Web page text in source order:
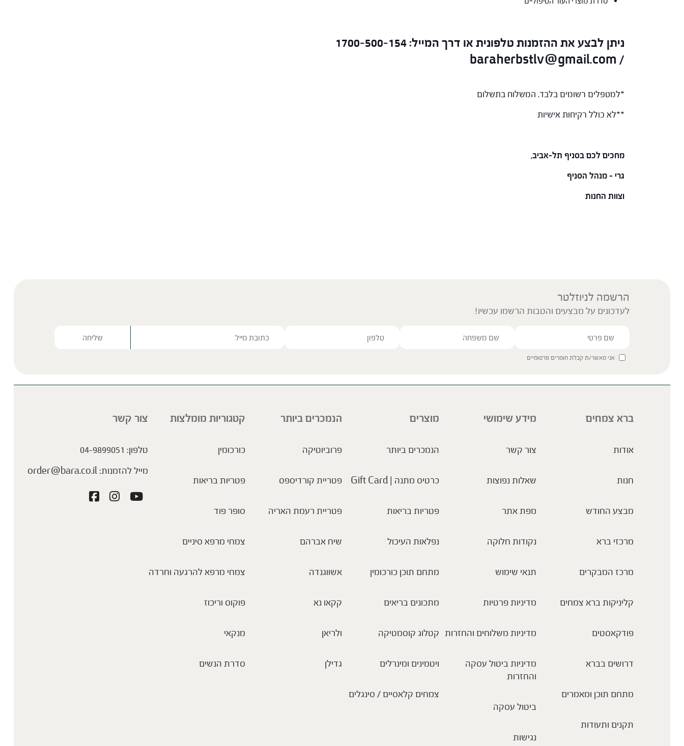
ניתן לבצע את ההזמנות טלפונית או דרך המייל: 1700-500-154
/
baraherbstlv@gmail.com
*למטפלים רשומים בלבד. המשלוח בתשלום
**לא כולל רקיחות אישיות
מחכים לכם בסניף תל-אביב,
גרי – מנהל הסניף
וצוות החנות
הרשמה לניוזלטר
לעדכונים על מבצעים והטבות הרשמו עכשיו!
אני מאשר/ת קבלת חומרים פרסומיים
ברא צמחים
אודות
חנות
מבצע החודש
מרכזי ברא
מרכז המבקרים
קליניקות ברא צמחים
פודקאסטים
דרושים בברא
מתחם תוכן ומאמרים
תקנים ותעודות
מידע שימושי
צור קשר
שאלות נפוצות
מפת אתר
נקודות חלוקה
תנאי שימוש
מדיניות פרטיות
מדיניות משלוחים והחזרות
מדיניות ביטול עסקה
והחזרות
ביטול עסקה
נגישות
מוצרים
הנמכרים ביותר
כרטיס מתנה | Gift Card
פטריות בריאות
נפלאות העיכול
מתחם תוכן כורכומין
מתכונים בריאים
קטלוג קוסמטיקה
ויטמינים ומינרלים
צמחים קלאסיים / סינגלים
הנמכרים ביותר
פרוביוטיקה
פטריית קורדיספס
פטריית רעמת האריה
שיח אברהם
אשווגנדה
קקאו נא
ולריאן
גדילן
קטגוריות מומלצות
כורכומין
פטריות בריאות
סופר פוד
צמחי מרפא סיניים
צמחי מרפא להרגעה וחרדה
פוקוס וריכוז
מנקאי
סדרת הנשים
צור קשר
טלפון: 04-9899051
מייל להזמנות:order@bara.co.il